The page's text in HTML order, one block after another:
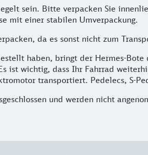
sein. Bitte verpacken Sie
mit einer stabilen Umverpackung.
da es sonst nicht zum
haben, bringt der Hermes-
ist wichtig, dass Ihr Fahrrad
transportiert. Pedelecs, S-
und werden nicht